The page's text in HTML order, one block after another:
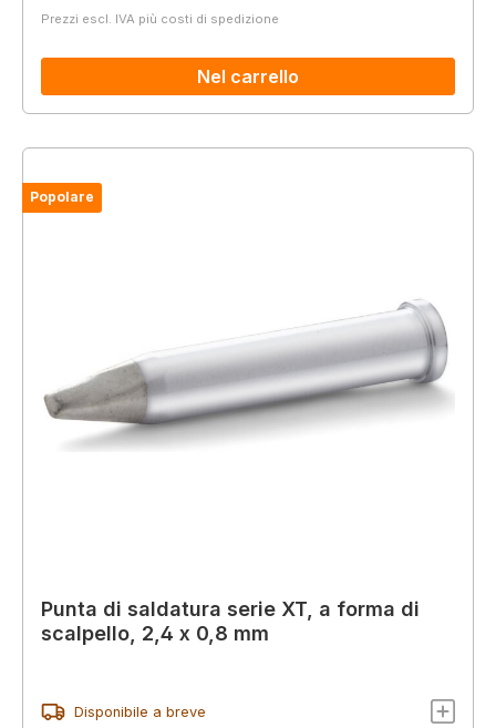
Prezzi escl. IVA più costi di spedizione
Nel carrello
Popolare
Punta di saldatura serie XT, a forma di
scalpello, 2,4 x 0,8 mm
Disponibile a breve